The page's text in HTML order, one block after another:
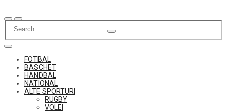
to
content
FOTBAL
BASCHET
HANDBAL
NATIONAL
ALTE SPORTURI
RUGBY
VOLEI